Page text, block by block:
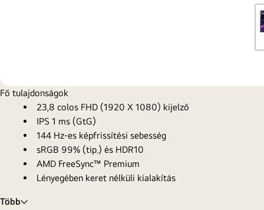
Fő tulajdonságok
23,8 colos FHD (1920 X 1080) kijelző
IPS 1 ms (GtG)
144 Hz-es képfrissítési sebesség
sRGB 99% (tip.) és HDR10
AMD FreeSync™ Premium
Lényegében keret nélküli kialakítás
Több